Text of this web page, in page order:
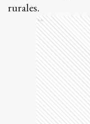
rurales.
Ads